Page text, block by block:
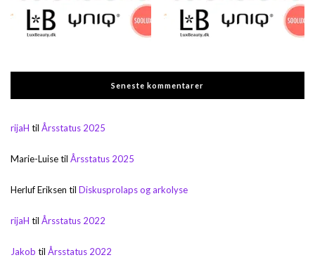
Seneste kommentarer
rijaH til Årsstatus 2025
Marie-Luisetil Årsstatus 2025
Herluf Eriksen til Diskusprolaps og arkolyse
rijaH til Årsstatus 2022
Jakob til Årsstatus 2022